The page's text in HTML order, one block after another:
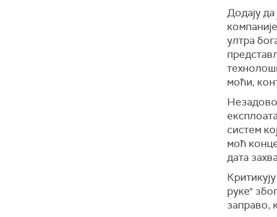
Додају
ултра
моћи,
систем
моћ
дата
руке"
заправо,